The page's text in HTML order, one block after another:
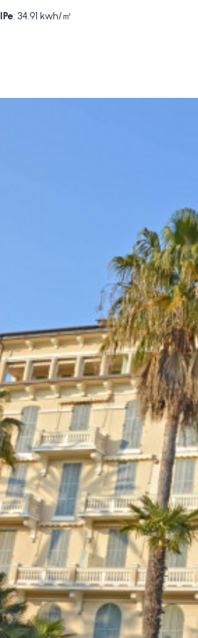
IPe: 34.91 kwh/㎡